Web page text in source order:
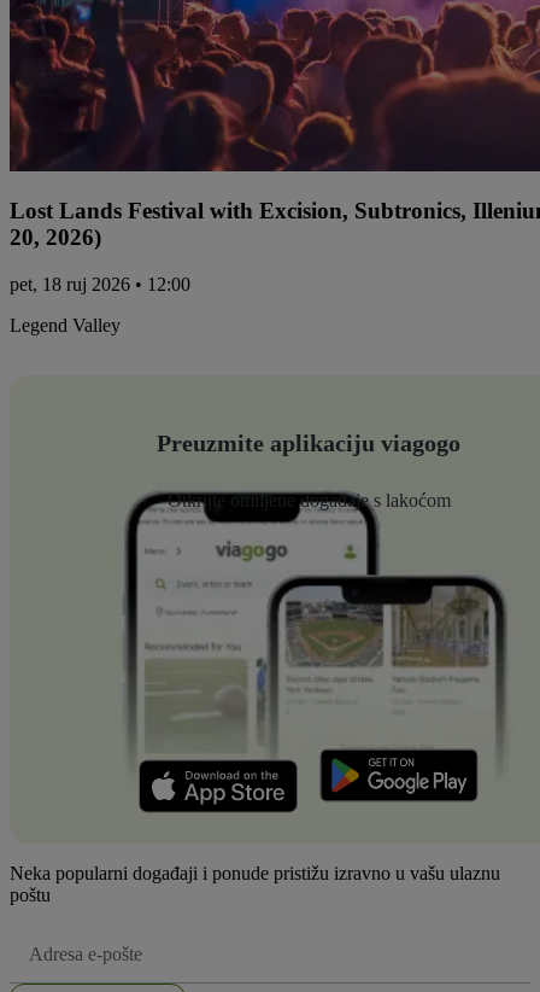
Lost Lands Festival with Excision, Subtronics,
20, 2026)
pet, 18 ruj 2026 • 12:00
Legend Valley
Preuzmite aplikaciju viagogo
Otkrijte omiljene događaje s lakoćom
Neka popularni događaji i ponude pristižu izravno u vašu ulaznu
poštu
mail